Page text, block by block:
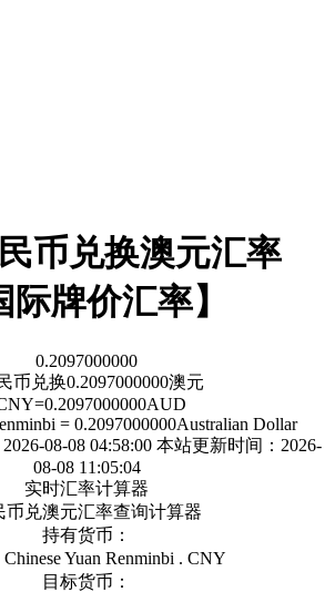
币兑换澳元汇率
际牌价汇率】
0.2097000000
币 兑换0.2097000000澳元
=0.2097000000AUD
= 0.2097000000Australian Dollar
2026-08-08 04:58:00本站更新时间：2026-
08-08 11:05:04
实时汇率计算器
币兑澳元汇率查询计算器
持有货币：
Yuan Renminbi . CNY
目标货币：